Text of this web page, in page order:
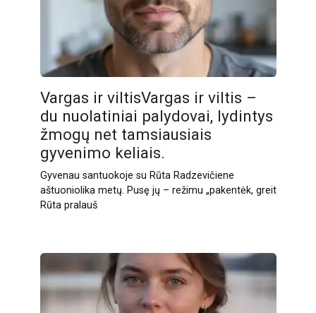
Vargas ir viltisVargas ir viltis –
du nuolatiniai palydovai, lydintys
žmogų net tamsiausiais
gyvenimo keliais.
Gyvenau santuokoje su Rūta Radzevičiene
aštuoniolika metų. Pusę jų – režimu „pakentėk, greit
Rūta pralauš